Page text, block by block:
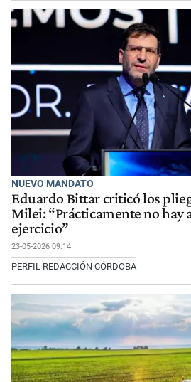
NUEVO MANDATO
Eduardo Bittar criticó los
Milei: “Prácticamente no hay
ejercicio”
23-05-2026 09:14
PERFIL REDACCIÓN CÓRDOBA